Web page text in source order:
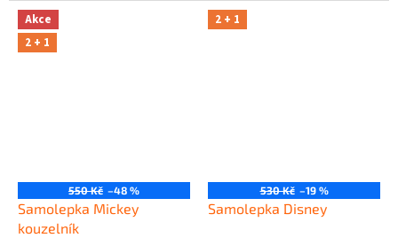
Akce
2 + 1
550 Kč –48 %
Samolepka Mickey
kouzelník
2 + 1
530 Kč –19 %
Samolepka Disney